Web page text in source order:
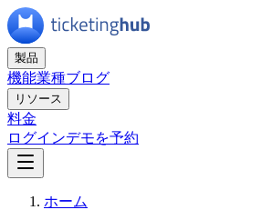
製品
機能業種ブログ
リソース
料金
ログインデモを予約
ホーム